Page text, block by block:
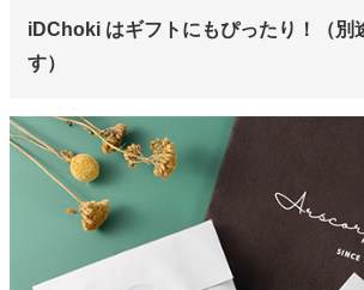
iDChoki はギフトにもぴったり！（別
す）